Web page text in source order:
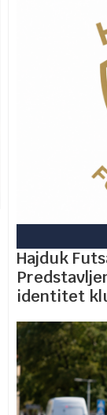
Hajduk
identitet